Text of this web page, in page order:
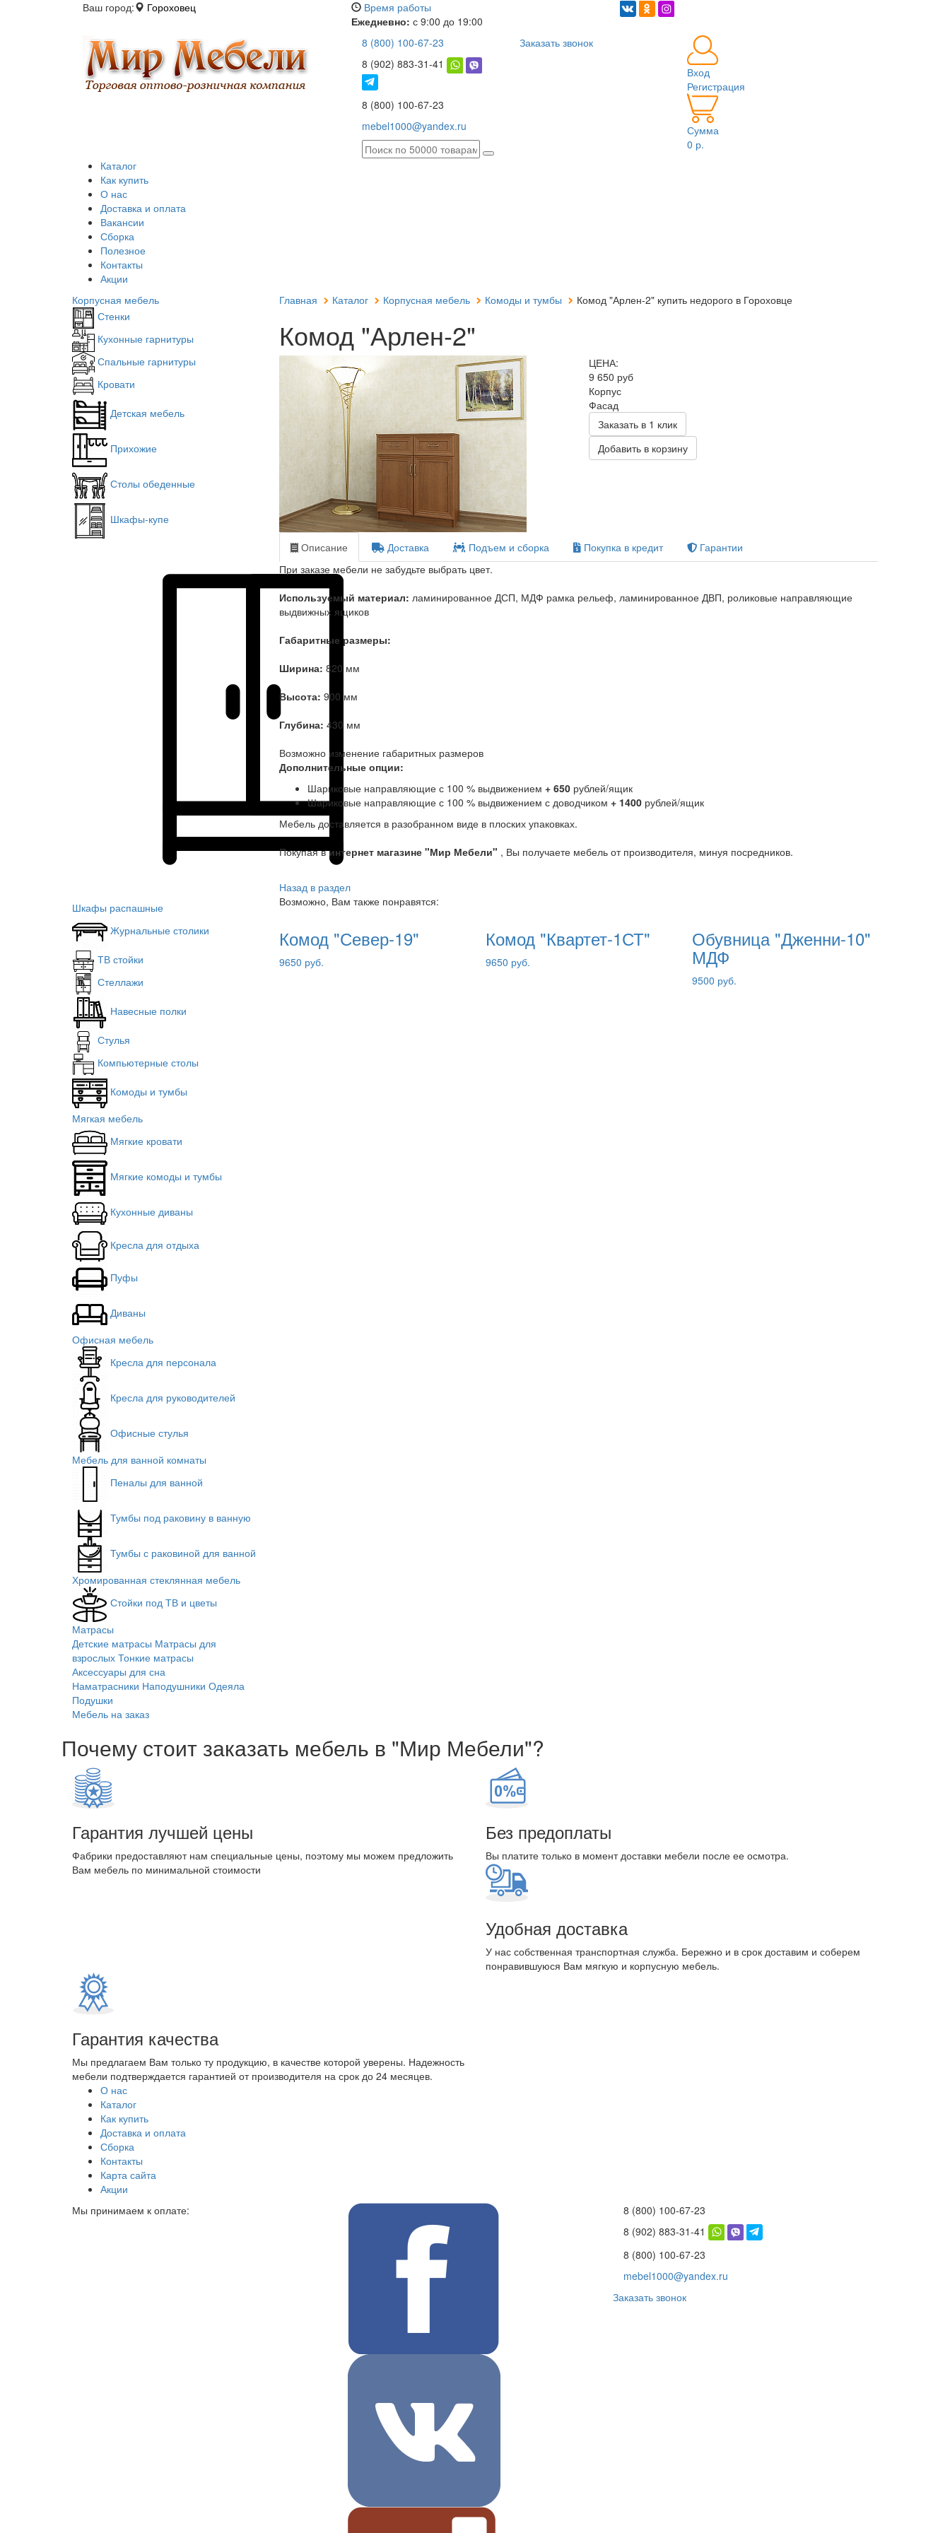
Ваш город: Гороховец
Время работы
Ежедневно: с 9:00 до 19:00
8 (800) 100-67-23
8 (902) 883-31-41
8 (800) 100-67-23
mebel1000@yandex.ru
Заказать звонок
Вход
Регистрация
Сумма
0 р.
Каталог
Как купить
О нас
Доставка и оплата
Вакансии
Сборка
Полезное
Контакты
Акции
Корпусная мебель
Стенки
Кухонные гарнитуры
Спальные гарнитуры
Кровати
Детская мебель
Прихожие
Столы обеденные
Шкафы-купе
Шкафы распашные
Журнальные столики
ТВ стойки
Стеллажи
Навесные полки
Стулья
Компьютерные столы
Комоды и тумбы
Мягкая мебель
Мягкие кровати
Мягкие комоды и тумбы
Кухонные диваны
Кресла для отдыха
Пуфы
Диваны
Офисная мебель
Кресла для персонала
Кресла для руководителей
Офисные стулья
Мебель для ванной комнаты
Пеналы для ванной
Тумбы под раковину в ванную
Тумбы с раковиной для ванной
Хромированная стеклянная мебель
Стойки под ТВ и цветы
Матрасы
Детские матрасы Матрасы для
взрослых Тонкие матрасы
Аксессуары для сна
Наматрасники Наподушники Одеяла
Подушки
Мебель на заказ
Главная Каталог Корпусная мебель Комоды и тумбы Комод "Арлен-2" купить недорого в Гороховце
Комод "Арлен-2"
ЦЕНА:
9 650 руб
Корпус
Фасад
Заказать в 1 клик
Добавить в корзину
Описание Доставка Подъем и сборка Покупка в кредит
Гарантии
При заказе мебели не забудьте выбрать цвет.
Используемый материал: ламинированное ДСП, МДФ рамка рельеф, ламинированное ДВП, роликовые направляющие
выдвижных ящиков
Габаритные размеры:
Ширина: 820 мм
Высота: 900 мм
Глубина: 430 мм
Возможно изменение габаритных размеров
Дополнительные опции:
Шариковые направляющие с 100 % выдвижением + 650рублей/ящик
Шариковые направляющие с 100 % выдвижением с доводчиком + 1400рублей/ящик
Мебель доставляется в разобранном виде в плоских упаковках.
Покупая винтернет магазине "Мир Мебели" , Вы получаете мебель от производителя, минуя посредников.
Назад в раздел
Возможно, Вам также понравятся:
Комод "Север-19"
9650 руб.
Комод "Квартет-1СТ"
9650 руб.
Обувница "Дженни-10"
МДФ
9500 руб.
Почему стоит заказать мебель в "Мир Мебели"?
Гарантия лучшей цены
Фабрики предоставляют нам специальные цены, поэтому мы можем предложить
Вам мебель по минимальной стоимости
Без предоплаты
Вы платите только в момент доставки мебели после ее осмотра.
Удобная доставка
У нас собственная транспортная служба. Бережно и в срок доставим и соберем
понравившуюся Вам мягкую и корпусную мебель.
Гарантия качества
Мы предлагаем Вам только ту продукцию, в качестве которой уверены. Надежность
мебели подтверждается гарантией от производителя на срок до 24 месяцев.
О нас
Каталог
Как купить
Доставка и оплата
Сборка
Контакты
Карта сайта
Акции
Мы принимаем к оплате:
8 (800) 100-67-23
8 (902) 883-31-41
8 (800) 100-67-23
mebel1000@yandex.ru
Заказать звонок